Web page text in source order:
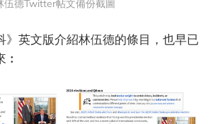
伍德Twitter帖文備份截圖
》英文版介紹林伍德的條目，也早已